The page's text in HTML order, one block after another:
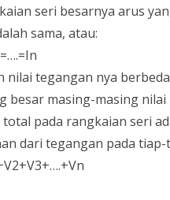
seri besarnya arus
sama, atau:
nilai tegangan nya
besar masing-masing nilai
pada rangkaian seri
dari tegangan pada